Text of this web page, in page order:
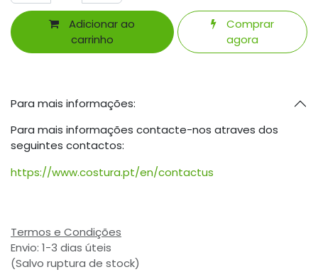
Adicionar ao
carrinho
Comprar
agora
Para mais informações:
Para mais informações contacte-nos atraves dos
seguintes contactos:
https://www.costura.pt/en/contactus
Termos e Condições
Envio: 1-3 dias úteis
(Salvo ruptura de stock)